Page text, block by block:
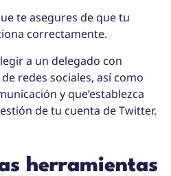
te asegures de que tu
correctamente.
a un delegado con
redes sociales, así como
y que’establezca
de tu cuenta de Twitter.
herramientas